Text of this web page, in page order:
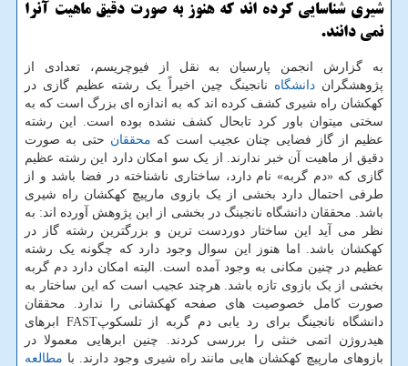
شیری شناسایی کرده اند که هنوز به صورت دقیق ماهیت آنرا
نمی دانند.
به گزارش انجمن پارسیان به نقل از فیوچریسم، تعدادی از
پژوهشگراندانشگاه نانجینگ چین اخیراً یک رشته عظیم گازی در
کهکشان راه شیری کشف کرده اند که به اندازه ای بزرگ است که به
سختی میتوان باور کرد تابحال کشف نشده بوده است. این رشته
عظیم از گاز فضایی چنان عجیب است که محققان حتی به صورت
دقیق از ماهیت آن خبر ندارند. از یک سو امکان دارد این رشته عظیم
گازی که «دم گربه» نام دارد، ساختاری ناشناخته در فضا باشد و از
طرفی احتمال دارد بخشی از یک بازوی مارپیچ کهکشان راه شیری
باشد. محققان دانشگاه نانجینگ در بخشی از این پژوهش آورده اند: به
نظر می آید این ساختار دوردست ترین و بزرگترین رشته گاز در
کهکشان باشد. اما هنوز این سوال وجود دارد که چگونه یک رشته
عظیم در چنین مکانی به وجود آمده است. البته امکان دارد دم گربه
بخشی از یک بازوی تازه باشد. هرچند عجیب است که این ساختار به
صورت کامل خصوصیت های صفحه کهکشانی را ندارد. محققان
دانشگاه نانجینگ برای رد یابی دم گربه از تلسکوپFAST ابرهای
هیدروژن اتمی خنثی را بررسی کردند. چنین ابرهایی معمولا در
بازوهای مارپیچ کهکشان هایی مانند راه شیری وجود دارند. با مطالعه